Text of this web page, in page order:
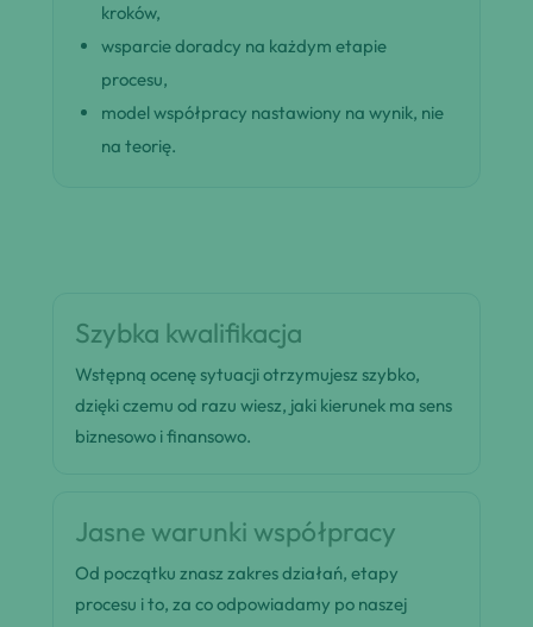
kroków,
wsparcie doradcy na każdym etapie
procesu,
model współpracy nastawiony na wynik, nie
na teorię.
Szybka kwalifikacja
Wstępną ocenę sytuacji otrzymujesz szybko,
dzięki czemu od razu wiesz, jaki kierunek ma sens
biznesowo i finansowo.
Jasne warunki współpracy
Od początku znasz zakres działań, etapy
procesu i to, za co odpowiadamy po naszej